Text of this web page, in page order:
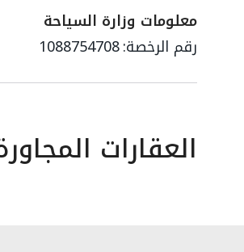
معلومات وزارة السياحة
رقم الرخصة:1088754708
العقارات